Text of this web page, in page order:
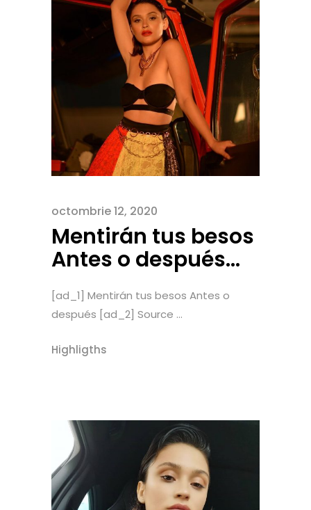
octombrie 12, 2020
Mentirán tus besos
Antes o después…
[ad_1] Mentirán tus besos Antes o
después [ad_2] Source ...
Highligths